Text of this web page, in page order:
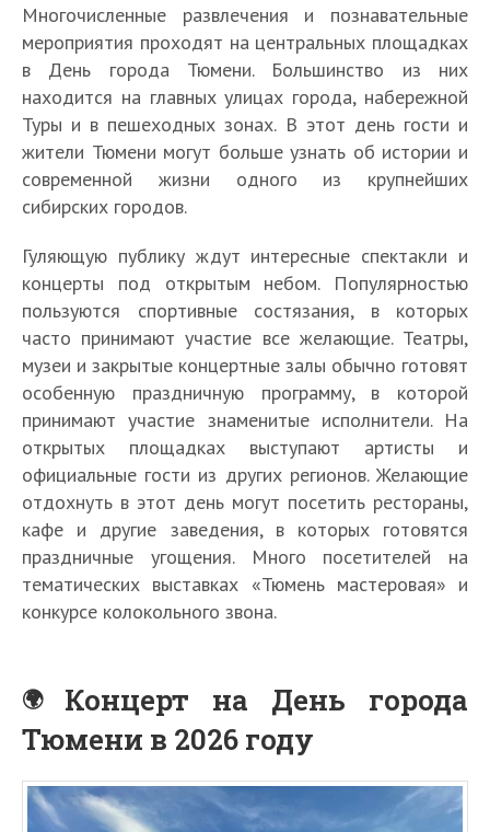
Многочисленные развлечения и познавательные
мероприятия проходят на центральных площадках
в День города Тюмени. Большинство из них
находится на главных улицах города, набережной
Туры и в пешеходных зонах. В этот день гости и
жители Тюмени могут больше узнать об истории и
современной жизни одного из крупнейших
сибирских городов.
Гуляющую публику ждут интересные спектакли и
концерты под открытым небом. Популярностью
пользуются спортивные состязания, в которых
часто принимают участие все желающие. Театры,
музеи и закрытые концертные залы обычно готовят
особенную праздничную программу, в которой
принимают участие знаменитые исполнители. На
открытых площадках выступают артисты и
официальные гости из других регионов. Желающие
отдохнуть в этот день могут посетить рестораны,
кафе и другие заведения, в которых готовятся
праздничные угощения. Много посетителей на
тематических выставках «Тюмень мастеровая» и
конкурсе колокольного звона.
Концерт на День города
Тюмени в 2026 году